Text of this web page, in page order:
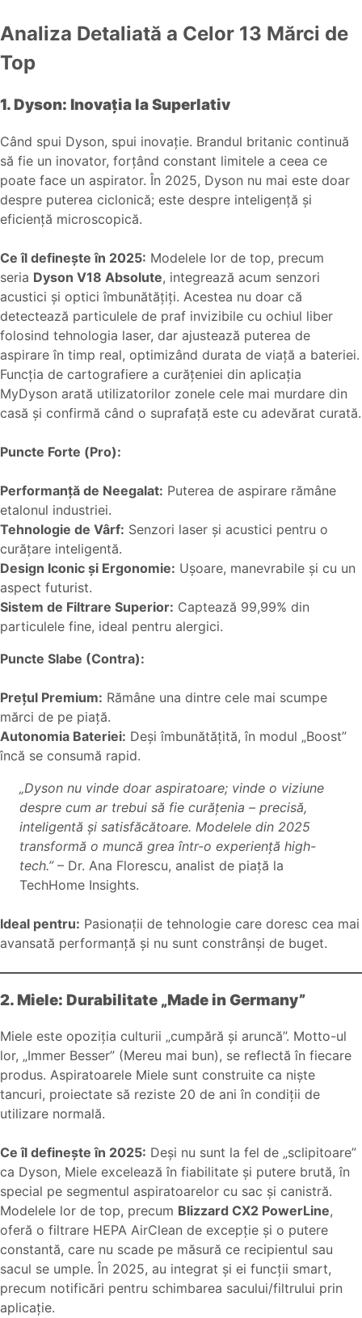
Analiza Detaliată a Celor 13 Mărci de
Top
1. Dyson: Inovația la Superlativ
Când spui Dyson, spui inovație. Brandul britanic continuă
să fie un inovator, forțând constant limitele a ceea ce
poate face un aspirator. În 2025, Dyson nu mai este doar
despre puterea ciclonică; este despre inteligență și
eficiență microscopică.
Ce îl definește în 2025: Modelele lor de top, precum
seria Dyson V18 Absolute, integrează acum senzori
acustici și optici îmbunătățiți. Acestea nu doar că
detectează particulele de praf invizibile cu ochiul liber
folosind tehnologia laser, dar ajustează puterea de
aspirare în timp real, optimizând durata de viață a bateriei.
Funcția de cartografiere a curățeniei din aplicația
MyDyson arată utilizatorilor zonele cele mai murdare din
casă și confirmă când o suprafață este cu adevărat curată.
Puncte Forte (Pro):
Performanță de Neegalat: Puterea de aspirare rămâne
etalonul industriei.
Tehnologie de Vârf: Senzori laser și acustici pentru o
curățare inteligentă.
Design Iconic și Ergonomie: Ușoare, manevrabile și cu un
aspect futurist.
Sistem de Filtrare Superior: Captează 99,99% din
particulele fine, ideal pentru alergici.
Puncte Slabe (Contra):
Prețul Premium: Rămâne una dintre cele mai scumpe
mărci de pe piață.
Autonomia Bateriei: Deși îmbunătățită, în modul „Boost”
încă se consumă rapid.
„Dyson nu vinde doar aspiratoare; vinde o viziune
despre cum ar trebui să fie curățenia – precisă,
inteligentă și satisfăcătoare. Modelele din 2025
transformă o muncă grea într-o experiență high-
tech.”– Dr. Ana Florescu, analist de piață la
TechHome Insights.
Ideal pentru: Pasionații de tehnologie care doresc cea mai
avansată performanță și nu sunt constrânși de buget.
2. Miele: Durabilitate „Made in Germany”
Miele este opoziția culturii „cumpără și aruncă”. Motto-ul
lor, „Immer Besser” (Mereu mai bun), se reflectă în fiecare
produs. Aspiratoarele Miele sunt construite ca niște
tancuri, proiectate să reziste 20 de ani în condiții de
utilizare normală.
Ce îl definește în 2025: Deși nu sunt la fel de „sclipitoare”
ca Dyson, Miele excelează în fiabilitate și putere brută, în
special pe segmentul aspiratoarelor cu sac și canistră.
Modelele lor de top, precum Blizzard CX2 PowerLine,
oferă o filtrare HEPA AirClean de excepție și o putere
constantă, care nu scade pe măsură ce recipientul sau
sacul se umple. În 2025, au integrat și ei funcții smart,
precum notificări pentru schimbarea sacului/filtrului prin
aplicație.